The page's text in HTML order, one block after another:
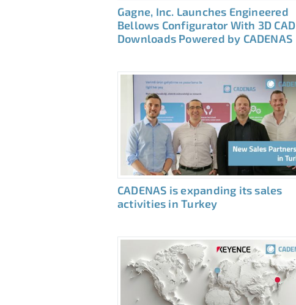
Gagne, Inc. Launches Engineered
Bellows Configurator With 3D CAD
Downloads Powered by CADENAS
CADENAS is expanding its sales
activities in Turkey